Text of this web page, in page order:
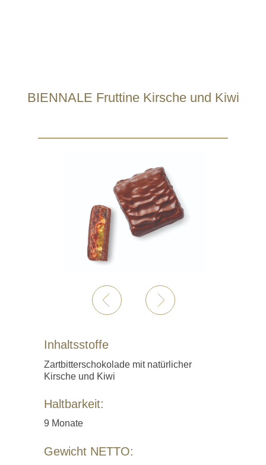
BIENNALE Fruttine Kirsche und Kiwi
Zartbitterschokolade mit natürlicher
Kirsche und Kiwi
Inhaltsstoffe
Gewicht NETTO:
Haltbarkeit:
9 Monate